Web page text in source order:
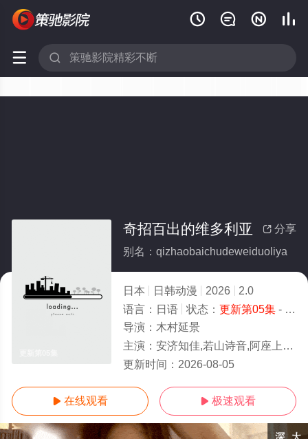
   
 
 分享
奇招百出的维多利亚
别名：qizhaobaichudeweiduoliya
日本 日韩动漫 2026
2.0
语言： 日语 状态： 更新第05集- 免费在线观看
导演： 木村延景
主演： 安济知佳,若山诗音,阿座上洋平,小野大辅,潘惠美,古川慎,逢坂良太,小野贤章,野岛健儿,秋保佐永子,家中宏
更新时间： 2026-08-05
 在线观看  极速观看